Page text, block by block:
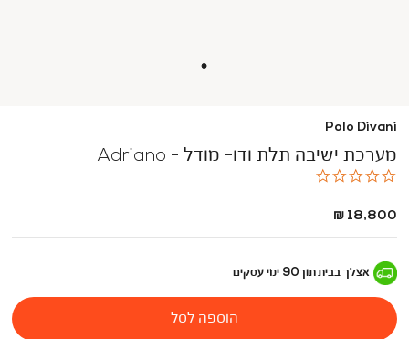
Polo Divani
מערכת ישיבה תלת ודו- מודל - Adriano
החל
18,800 ₪
אצלך בביתתוך90 ימי עסקים
הוספה לסל